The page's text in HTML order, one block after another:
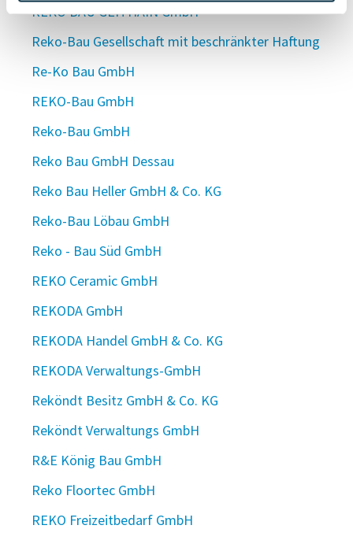
REKO BAU GEITHAIN GmbH
Reko-Bau Gesellschaft mit beschränkter Haftung
Re-Ko Bau GmbH
REKO-Bau GmbH
Reko-Bau GmbH
Reko Bau GmbH Dessau
Reko Bau Heller GmbH & Co. KG
Reko-Bau Löbau GmbH
Reko - Bau Süd GmbH
REKO Ceramic GmbH
REKODA GmbH
REKODA Handel GmbH & Co. KG
REKODA Verwaltungs-GmbH
Reköndt Besitz GmbH & Co. KG
Reköndt Verwaltungs GmbH
R&E König Bau GmbH
Reko Floortec GmbH
REKO Freizeitbedarf GmbH